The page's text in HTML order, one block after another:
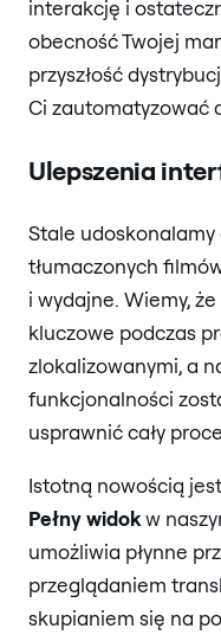
interakcję i
obecność Twojej
przyszłość
Ci zautomatyzować
Ulepszenia
Stale udoskonalamy
tłumaczonych
i wydajne. Wiemy,
kluczowe podczas
zlokalizowanymi, a
funkcjonalności
usprawnić cały
Istotną nowością
Pełny widokw
umożliwia płynne
przeglądaniem
skupianiem się na